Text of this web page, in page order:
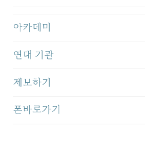
아카데미
연대 기관
제보하기
폰바로가기